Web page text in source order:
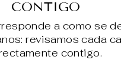
CONTIGO
a como se
revisamos cada
contigo.